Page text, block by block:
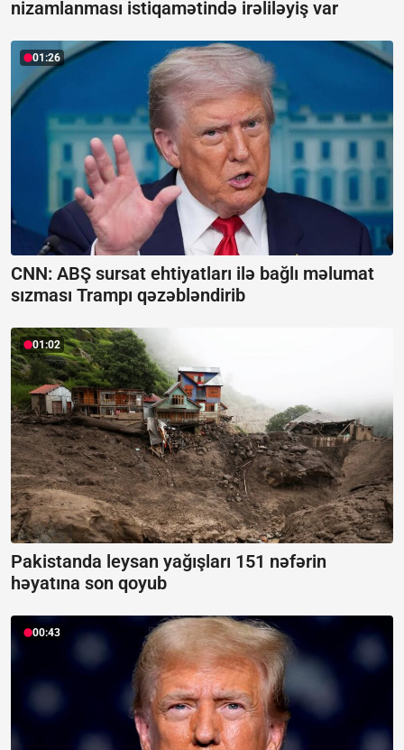
nizamlanması istiqamətində irəliləyiş var
01:26
CNN: ABŞ sursat ehtiyatları ilə bağlı məlumat
sızması Trampı qəzəbləndirib
01:02
Pakistanda leysan yağışları 151 nəfərin
həyatına son qoyub
00:43